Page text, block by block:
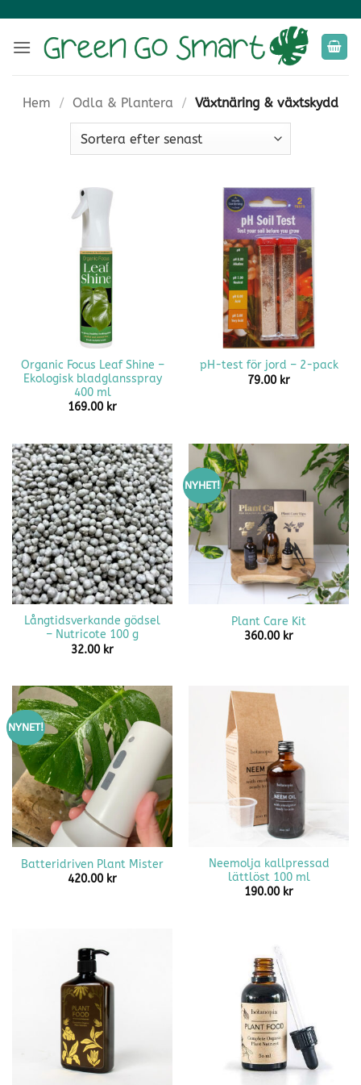
content
Hem / Odla & Plantera / Växtnäring & växtskydd
Organic Focus Leaf Shine –
Ekologisk bladglansspray
400 ml
169.00 kr
pH-test för jord – 2-pack
79.00 kr
Långtidsverkande gödsel
– Nutricote 100 g
32.00 kr
NYHET!
Plant Care Kit
360.00 kr
NYNET!
Batteridriven Plant Mister
420.00 kr
Neemolja kallpressad
lättlöst 100 ml
190.00 kr